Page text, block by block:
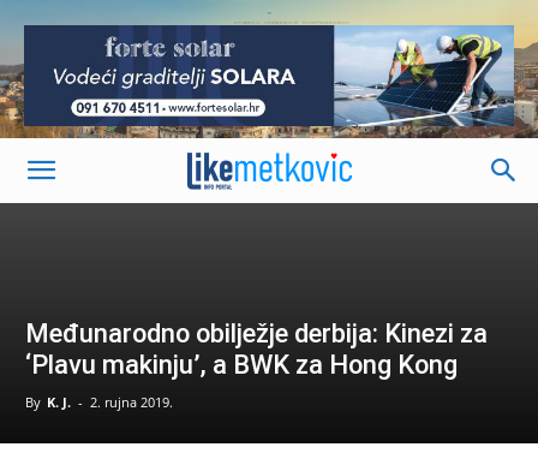
-
Međunarodno obilježje derbija: Kinezi za
‘Plavu makinju’, a BWK za Hong Kong
By K. J. - 2. rujna 2019.